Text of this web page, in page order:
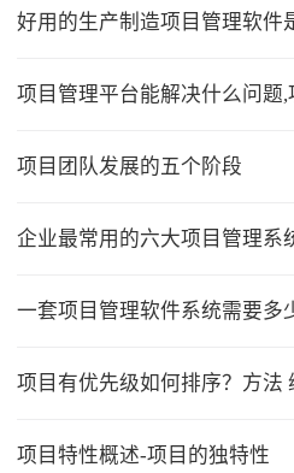
好用的生产制造项目管理软件
项目管理平台能解决什么问题
项目团队发展的五个阶段
企业最常用的六大项目管理系
一套项目管理软件系统需要多
项目有优先级如何排序？方法
项目特性概述-项目的独特性